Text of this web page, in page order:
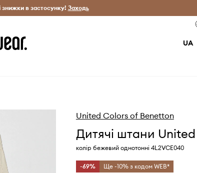
Заощаджуй з Answear Club
в застосунку! Заходь
UA
United Colors of Benetton
Дитячі штани
колір бежевий однотонні 4L2VCE040
-69% Ще -10% з кодом WEB*